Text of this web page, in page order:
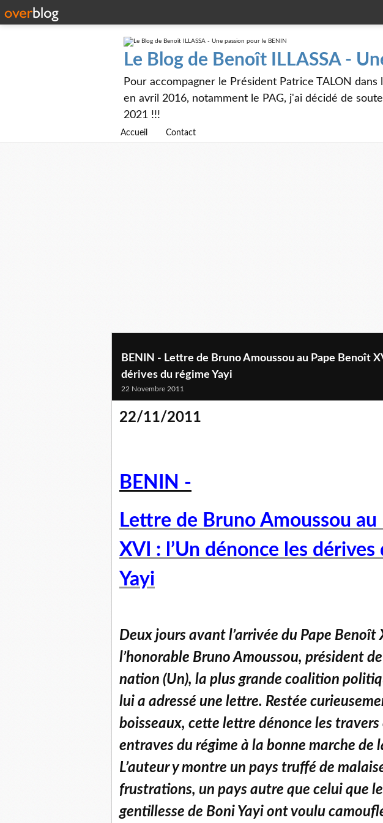
Le Blog de Benoît ILLASSA -
Pour accompagner le Président Patrice TALON
en avril 2016, notamment le PAG, j'ai décidé de
2021 !!!
Accueil Contact
BENIN - Lettre de Bruno Amoussou au Pape Benoît
dérives du régime Yayi
22 Novembre 2011
22/11/2011
BENIN -
Lettre de Bruno Amoussou
XVI : l’Un dénonce les dérives
Yayi
Deux jours avant l’arrivée du Pape Benoît
l’honorable Bruno Amoussou, président
nation (Un), la plus grande coalition
lui a adressé une lettre. Restée
boisseaux, cette lettre dénonce les travers
entraves du régime à la bonne marche de
L’auteur y montre un pays truffé de
frustrations, un pays autre que celui que
gentillesse de Boni Yayi ont voulu